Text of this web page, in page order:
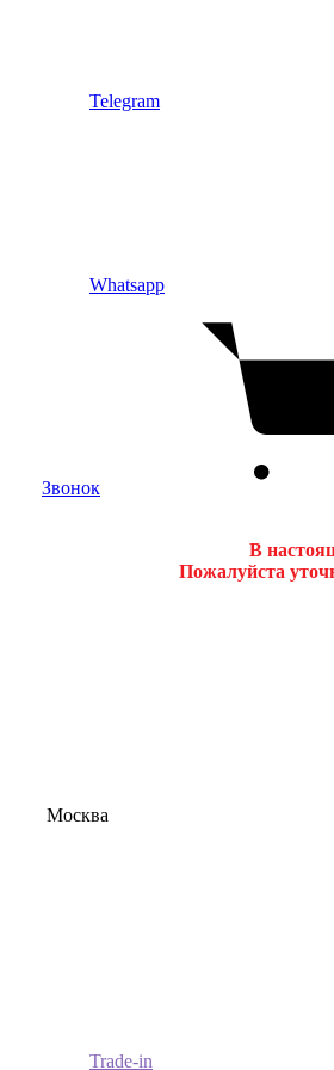
Telegram
Whatsapp
Звонок
В
Пожалуйста
Москва
Trade-in